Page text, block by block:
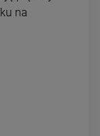
na